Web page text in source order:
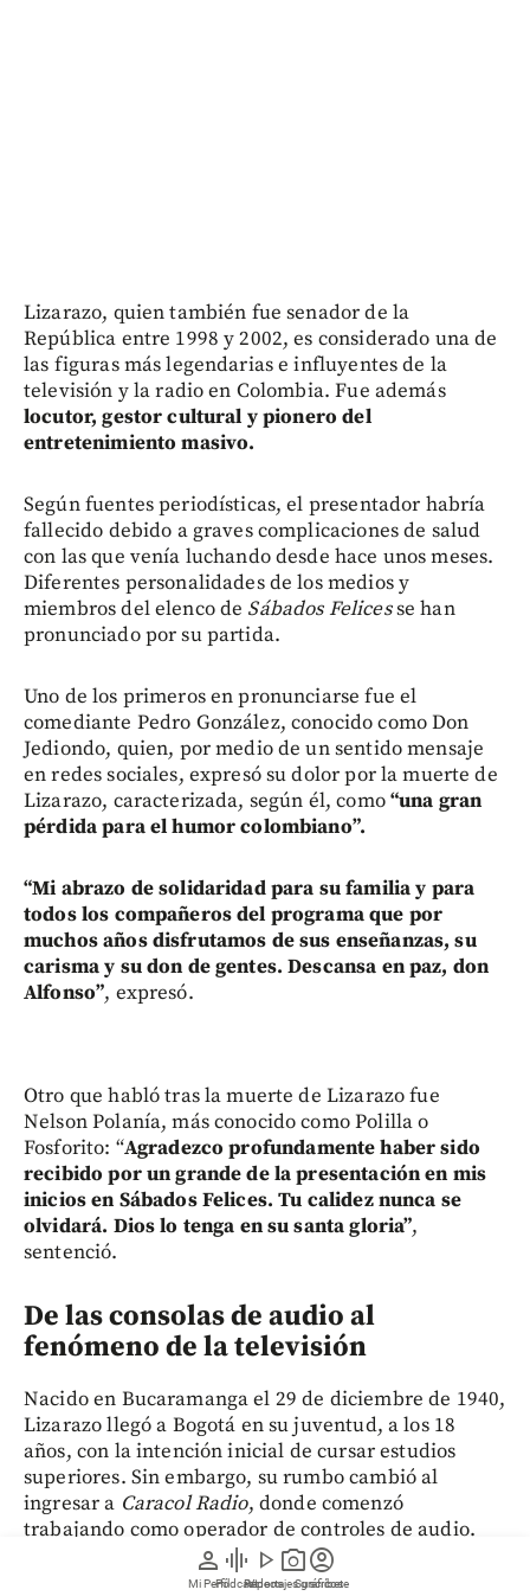
person
Mi Perfil
graphic_eq
Pódcast
play_arrow
Videos
photo_camera
Reportajes gráficos
account_circle
Suscríbete
Lizarazo, quien también fue senador de la
República entre 1998 y 2002, es considerado una de
las figuras más legendarias e influyentes de la
televisión y la radio en Colombia. Fue además
locutor, gestor cultural y pionero del
entretenimiento masivo.
Según fuentes periodísticas, el presentador habría
fallecido debido a graves complicaciones de salud
con las que venía luchando desde hace unos meses.
Diferentes personalidades de los medios y
miembros del elenco de Sábados Felicesse han
pronunciado por su partida.
Uno de los primeros en pronunciarse fue el
comediante Pedro González, conocido como Don
Jediondo, quien, por medio de un sentido mensaje
en redes sociales, expresó su dolor por la muerte de
Lizarazo, caracterizada, según él, como“una gran
pérdida para el humor colombiano”.
“Mi abrazo de solidaridad para su familia y para
todos los compañeros del programa que por
muchos años disfrutamos de sus enseñanzas, su
carisma y su don de gentes. Descansa en paz, don
Alfonso”, expresó.
Otro que habló tras la muerte de Lizarazo fue
Nelson Polanía, más conocido como Polilla o
Fosforito: “Agradezco profundamente haber sido
recibido por un grande de la presentaciónen mis
inicios en Sábados Felices. Tu calidez nunca se
olvidará. Dios lo tenga en su santa gloria”,
sentenció.
De las consolas de audio al
fenómeno de la televisión
Nacido en Bucaramanga el 29 de diciembre de 1940,
Lizarazo llegó a Bogotá en su juventud, a los 18
años, con la intención inicial de cursar estudios
superiores. Sin embargo, su rumbo cambió al
ingresar a Caracol Radio, donde comenzó
trabajando como operador de controles de audio.